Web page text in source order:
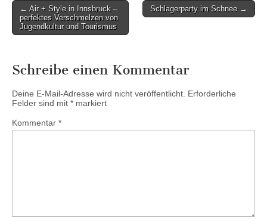
Post
navigation
← Air + Style in Innsbruck –
perfektes Verschmelzen von
Jugendkultur und Tourismus
Schlagerparty im Schnee →
Schreibe einen Kommentar
Deine E-Mail-Adresse wird nicht veröffentlicht. Erforderliche
Felder sind mit * markiert
Kommentar *